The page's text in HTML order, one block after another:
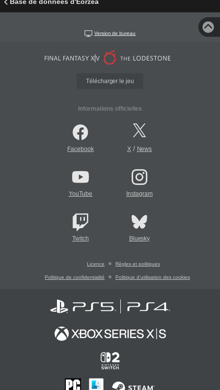
Version de bureau
Télécharger le jeu
Informations officielles
Facebook X/ News
YouTube Instagram
Twitch Bluesky
Licence Règles et politiques
Politique de confidentialité Politique d'utilisation des cookies